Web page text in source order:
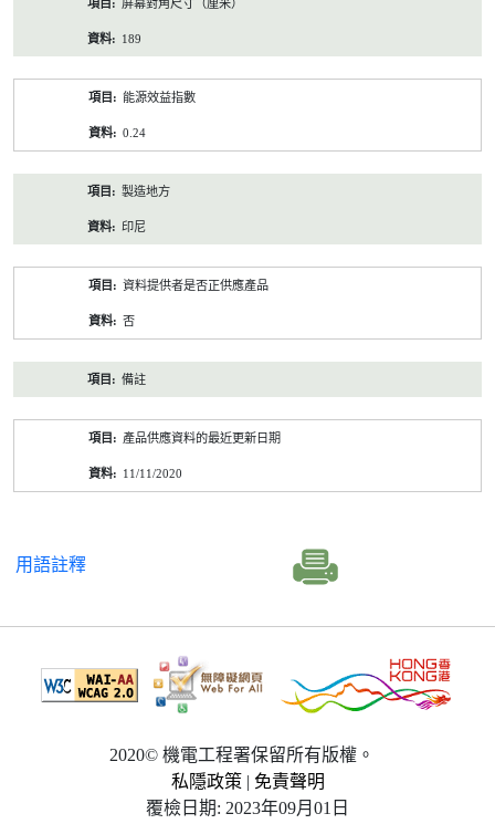
屏幕對角尺寸（厘米）
189
能源效益指數
0.24
製造地方
印尼
資料提供者是否正供應產品
否
備註
產品供應資料的最近更新日期
11/11/2020
用語註釋
2020© 機電工程署保留所有版權。
私隱政策 | 免責聲明
覆檢日期: 2023年09月01日